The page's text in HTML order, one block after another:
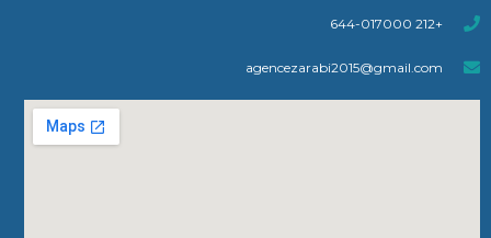
+212 644-017000
agencezarabi2015@gmail.com